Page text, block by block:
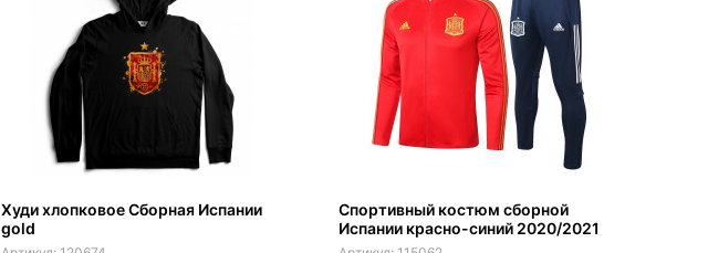
Худи хлопковое Сборная Испании
gold
Спортивный костюм сборной
Испании красно-синий 2020/2021